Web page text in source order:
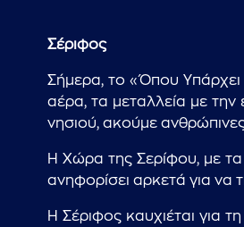
Σέριφος
Σήμερα, το «Όπου Υπάρχει
αέρα, τα μεταλλεία με την
νησιού, ακούμε
Η Χώρα της Σερίφου, με
ανηφορίσει αρκετά για να
Η Σέριφος καυχιέται για